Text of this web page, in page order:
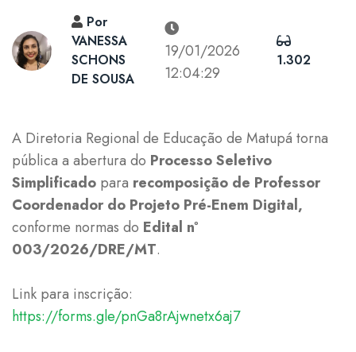
Por
VANESSA
SCHONS
DE SOUSA
19/01/2026
12:04:29
1.302
A Diretoria Regional de Educação de Matupá torna
pública a abertura do Processo Seletivo
Simplificado para recomposição de Professor
Coordenador do Projeto Pré-Enem Digital,
conforme normas do Edital nº
003/2026/DRE/MT.
Link para inscrição:
https://forms.gle/pnGa8rAjwnetx6aj7